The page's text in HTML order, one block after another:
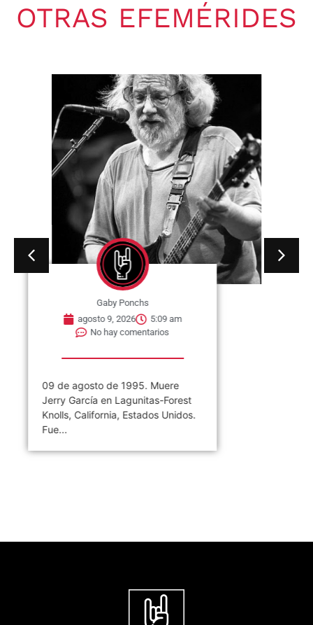
OTRAS EFEMÉRIDES
Gaby Ponchs
agosto 9, 2026
5:09 am
No hay comentarios
09 de agosto de 1995. Muere
Jerry García en Lagunitas-Forest
Knolls, California, Estados Unidos.
Fue...